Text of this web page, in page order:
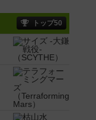
トップ50